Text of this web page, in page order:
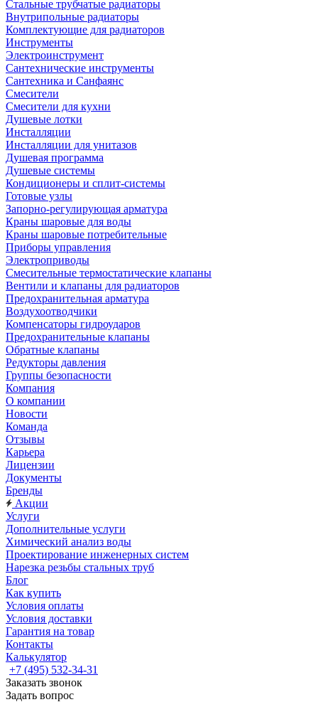
Стальные трубчатые радиаторы
Внутрипольные радиаторы
Комплектующие для радиаторов
Инструменты
Электроинструмент
Сантехнические инструменты
Сантехника и Санфаянс
Смесители
Смесители для кухни
Душевые лотки
Инсталляции
Инсталляции для унитазов
Душевая программа
Душевые системы
Кондиционеры и сплит-системы
Готовые узлы
Запорно-регулирующая арматура
Краны шаровые для воды
Краны шаровые потребительные
Приборы управления
Электроприводы
Смесительные термостатические клапаны
Вентили и клапаны для радиаторов
Предохранительная арматура
Воздухоотводчики
Компенсаторы гидроударов
Предохранительные клапаны
Обратные клапаны
Редукторы давления
Группы безопасности
Компания
О компании
Новости
Команда
Отзывы
Карьера
Лицензии
Документы
Бренды
Акции
Услуги
Дополнительные услуги
Химический анализ воды
Проектирование инженерных систем
Нарезка резьбы стальных труб
Блог
Как купить
Условия оплаты
Условия доставки
Гарантия на товар
Контакты
Калькулятор
+7 (495) 532‑34‑31
Заказать звонок
Задать вопрос